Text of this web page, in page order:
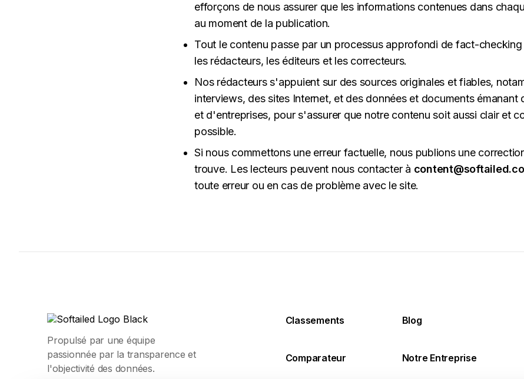
efforçons de nous assurer que les informations contenues dans
au moment de la publication.
Tout le contenu passe par un processus approfondi de fact-
les rédacteurs, les éditeurs et les correcteurs.
Nos rédacteurs s'appuient sur des sources originales et fiables,
interviews, des sites Internet, et des données et documents émanant
et d'entreprises, pour s'assurer que notre contenu soit aussi clair et
possible.
Si nous commettons une erreur factuelle, nous publions une
trouve. Les lecteurs peuvent nous contacter à
toute erreur ou en cas de problème avec le site.
Propulsé par une équipe
passionnée par la transparence et
l'objectivité des données.
Classements Blog
Comparateur Notre Entreprise